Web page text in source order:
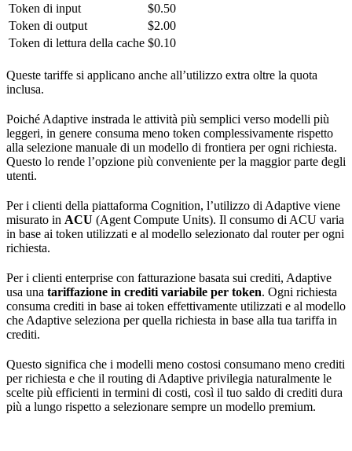
Token di input
$0.50
Token di output
$2.00
Token di lettura della cache $0.10
Queste tariffe si applicano anche all’utilizzo extra oltre la quota
inclusa.
Poiché Adaptive instrada le attività più semplici verso modelli più
leggeri, in genere consuma meno token complessivamente rispetto
alla selezione manuale di un modello di frontiera per ogni richiesta.
Questo lo rende l’opzione più conveniente per la maggior parte degli
utenti.
Per i clienti della piattaforma Cognition, l’utilizzo di Adaptive viene
misurato in ACU (Agent Compute Units). Il consumo di ACU varia
in base ai token utilizzati e al modello selezionato dal router per ogni
richiesta.
Per i clienti enterprise con fatturazione basata sui crediti, Adaptive
usa una tariffazione in crediti variabile per token. Ogni richiesta
consuma crediti in base ai token effettivamente utilizzati e al modello
che Adaptive seleziona per quella richiesta in base alla tua tariffa in
crediti.
Questo significa che i modelli meno costosi consumano meno crediti
per richiesta e che il routing di Adaptive privilegia naturalmente le
scelte più efficienti in termini di costi, così il tuo saldo di crediti dura
più a lungo rispetto a selezionare sempre un modello premium.